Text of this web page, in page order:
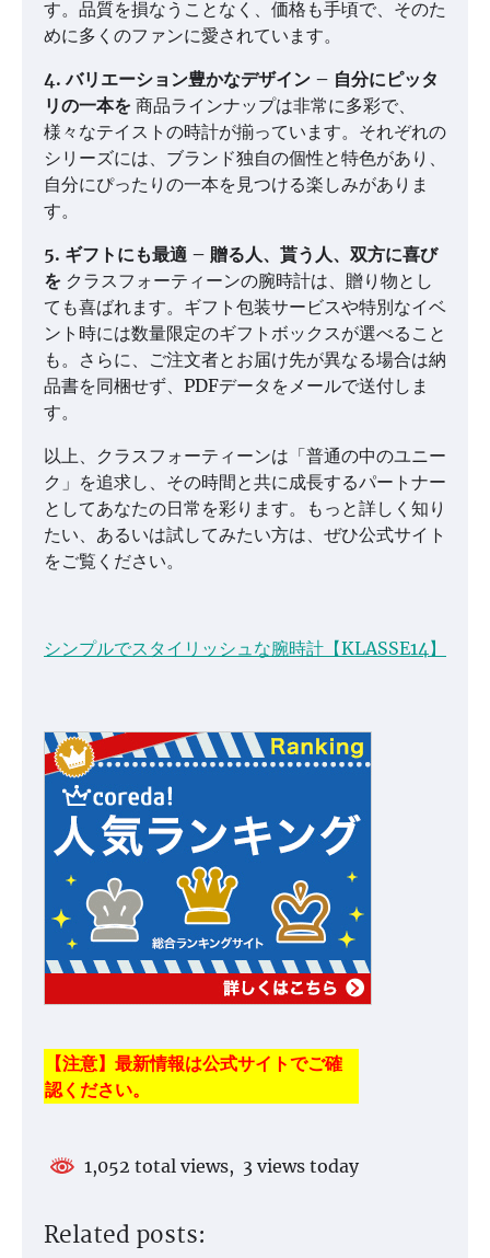
す。品質を損なうことなく、価格も手頃で、そのた
めに多くのファンに愛されています。
4. バリエーション豊かなデザイン – 自分にピッタ
リの一本を 商品ラインナップは非常に多彩で、
様々なテイストの時計が揃っています。それぞれの
シリーズには、ブランド独自の個性と特色があり、
自分にぴったりの一本を見つける楽しみがありま
す。
5. ギフトにも最適 – 贈る人、貰う人、双方に喜び
を クラスフォーティーンの腕時計は、贈り物とし
ても喜ばれます。ギフト包装サービスや特別なイベ
ント時には数量限定のギフトボックスが選べること
も。さらに、ご注文者とお届け先が異なる場合は納
品書を同梱せず、PDFデータをメールで送付しま
す。
以上、クラスフォーティーンは「普通の中のユニー
ク」を追求し、その時間と共に成長するパートナー
としてあなたの日常を彩ります。もっと詳しく知り
たい、あるいは試してみたい方は、ぜひ公式サイト
をご覧ください。
シンプルでスタイリッシュな腕時計【KLASSE14】
【注意】最新情報は公式サイトでご確
認ください。
1,052 total views, 3 views today
Related posts: